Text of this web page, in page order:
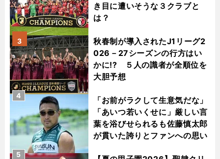
き目に遭いそうな３クラブと
は？
秋春制が導入されたJ1リーグ2
026－27シーズンの行方はい
かに!? ５人の識者が全順位を
大胆予想
3
「お前がラクして生意気だな」
「あいつ若いくせに」厳しい言
葉を浴びせられるも佐藤慎太郎
が貫いた誇りとファンへの思い
4
5